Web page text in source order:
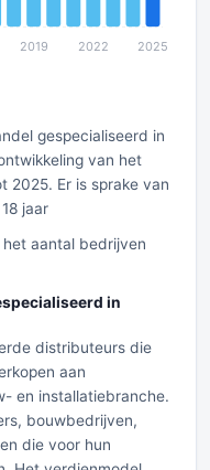
gespecialiseerd in
van het
2025. Er is sprake van
jaar
aantal bedrijven
in
distributeurs die
aan
en installatiebranche.
bouwbedrijven,
die voor hun